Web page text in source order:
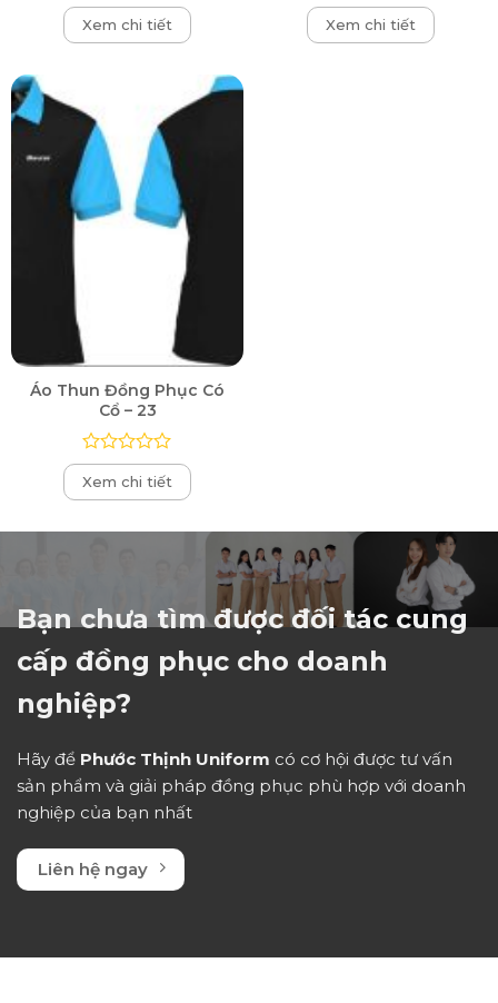
Được
xếp
hạng
Xem chi tiết
Được
xếp
hạng
Xem chi tiết
Áo Thun Đồng Phục Có
Cổ – 23
Được
xếp
hạng
Xem chi tiết
Bạn chưa tìm được đối tác cung
cấp đồng phục cho doanh
nghiệp?
Hãy để Phước Thịnh Uniform có cơ hội được tư vấn
sản phẩm và giải pháp đồng phục phù hợp với doanh
nghiệp của bạn nhất
Liên hệ ngay